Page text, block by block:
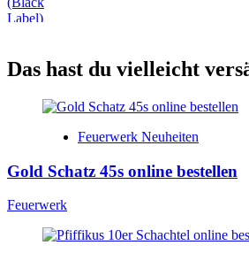
Das hast du vielleicht
Feuerwerk Neuheiten
Gold Schatz 45s online bestellen
Feuerwerk